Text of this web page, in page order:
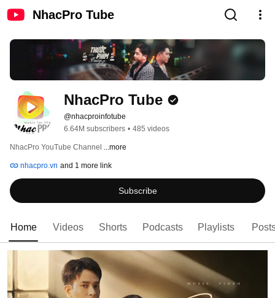
NhacPro Tube
NhacPro Tube
@nhacproinfotube
6.64M subscribers • 485 videos
NhacPro YouTube Channel ...more
nhacpro.vn and 1 more link
Subscribe
Home Videos Shorts Podcasts Playlists